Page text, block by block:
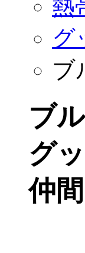
熱
グ
ブ
ブ
グ
仲間